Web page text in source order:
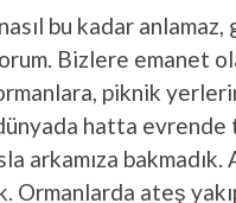
bu kadar
Bizlere emanet
ormanlara, piknik
hatta evrende
arkamıza
Ormanlarda ateş